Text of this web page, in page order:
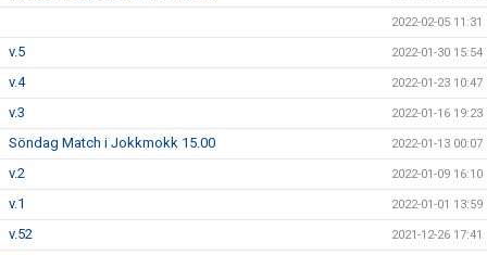
2022-02-05 11:31
v.5 2022-01-30 15:54
v.4 2022-01-23 10:47
v.3 2022-01-16 19:23
Söndag Match i Jokkmokk 15.00 2022-01-13 00:07
v.2 2022-01-09 16:10
v.1 2022-01-01 13:59
v.52 2021-12-26 17:41